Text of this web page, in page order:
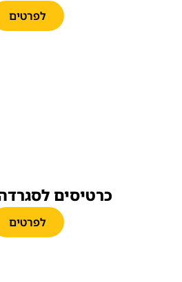
לפרטים
כרטיסים
לפרטים